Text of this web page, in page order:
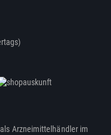
Arzneimittelhändler im